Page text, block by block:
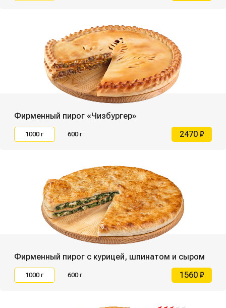
Фирменный пирог «Чизбургер»
1000 г 600 г 2470 ₽
Фирменный пирог с курицей, шпинатом и сыром
1000 г 600 г 1560 ₽